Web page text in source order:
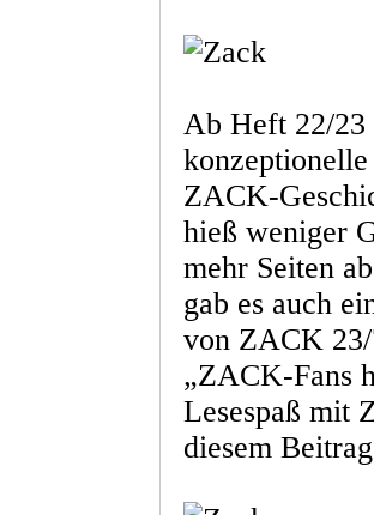
Ab Heft 22/23
ZACK-
hieß weniger
mehr Seiten
gab es auch
von ZACK
„ZACK-Fans
Lesespaß mit
diesem